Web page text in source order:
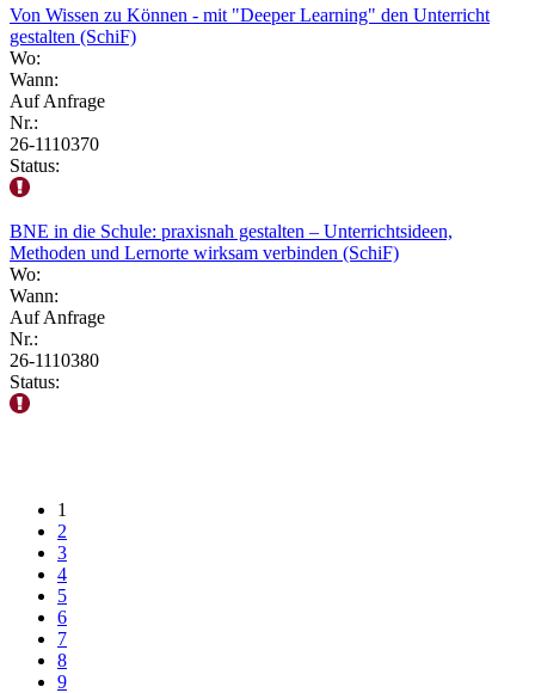
Von Wissen zu Können - mit "Deeper Learning" den Unterricht
gestalten (SchiF)
Wo:
Wann:
Auf Anfrage
Nr.:
26-1110370
Status:
BNE in die Schule: praxisnah gestalten – Unterrichtsideen,
Methoden und Lernorte wirksam verbinden (SchiF)
Wo:
Wann:
Auf Anfrage
Nr.:
26-1110380
Status:
1
2
3
4
5
6
7
8
9